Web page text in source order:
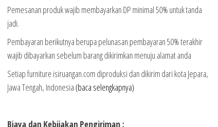
Pemesanan produk wajib membayarkan DP minimal 50% untuk tanda
jadi.
Pembayaran berikutnya berupa pelunasan pembayaran 50% terakhir
wajib dibayarkan sebelum barang dikirimkan menuju alamat anda
Setiap furniture isiruangan.com diproduksi dan dikirim dari kota Jepara,
Jawa Tengah, Indonesia (baca selengkapnya)
Biaya dan Kebijakan Pengiriman :